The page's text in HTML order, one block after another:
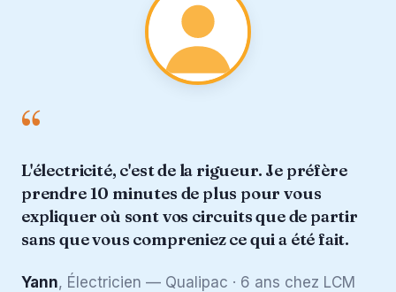
“
L'électricité, c'est de la rigueur. Je préfère
prendre 10 minutes de plus pour vous
expliquer où sont vos circuits que de partir
sans que vous compreniez ce qui a été fait.
Yann, Électricien — Qualipac · 6 ans chez LCM